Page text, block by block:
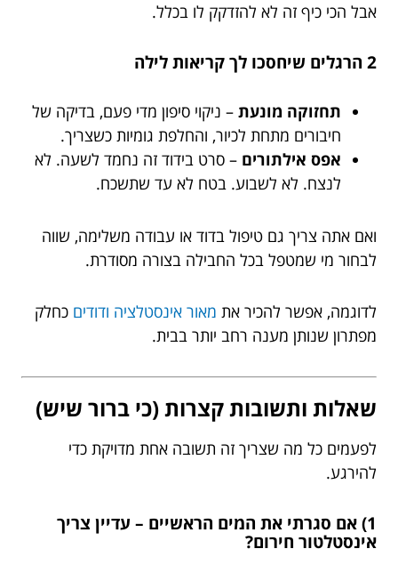
אבל הכי כיף זה לא להזדקק לו בכלל.
2 הרגלים שיחסכו לך קריאות לילה
תחזוקה מונעת – ניקוי סיפון מדי פעם, בדיקה של
חיבורים מתחת לכיור, והחלפת גומיות כשצריך.
אפס אילתורים – סרט בידוד זה נחמד לשעה. לא
לנצח. לא לשבוע. בטח לא עד שתשכח.
ואם אתה צריך גם טיפול בדוד או עבודה משלימה, שווה
לבחור מי שמטפל בכל החבילה בצורה מסודרת.
לדוגמה, אפשר להכיר את מאור אינסטלציה ודודים כחלק
מפתרון שנותן מענה רחב יותר בבית.
שאלות ותשובות קצרות (כי ברור שיש)
לפעמים כל מה שצריך זה תשובה אחת מדויקת כדי
להירגע.
1) אם סגרתי את המים הראשיים – עדיין צריך
אינסטלטור חירום?